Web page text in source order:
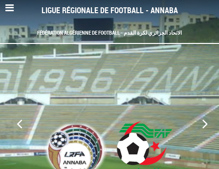
LIGUE RÉGIONALE DE FOOTBALL - ANNABA
FÉDÉRATION ALGÉRIENNE DE FOOTBALL - الاتحاد الجزائري لكرة القدم